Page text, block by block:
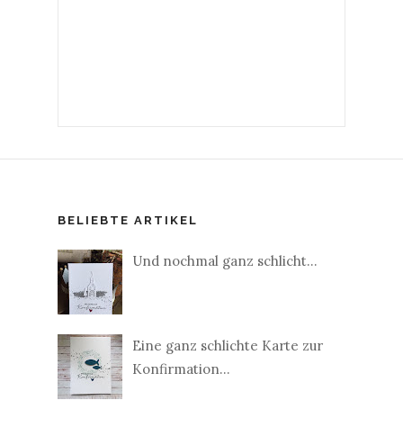
BELIEBTE ARTIKEL
Und nochmal ganz schlicht...
Eine ganz schlichte Karte zur
Konfirmation...